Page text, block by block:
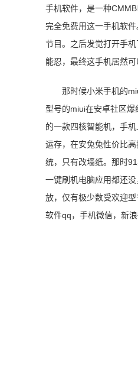
手机软件，是一种
完全免费用这一手机软
节目。之后发觉打开手
能忍，最终这手机居然
那时候小米手机的
型号的miui在安卓社区
的一款四核智能机，手
运存，在安兔兔性价比
统，只有改墙纸。那时
一键刷机电脑应用都还
放，仅有极少数受欢迎
软件qq，手机微信，新